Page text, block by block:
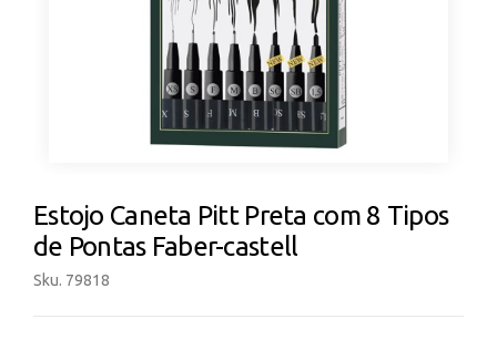
Estojo Caneta Pitt Preta com 8 Tipos
de Pontas Faber-castell
Sku. 79818